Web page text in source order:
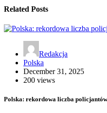
Related Posts
Redakcja
Polska
December 31, 2025
200 views
Polska: rekordowa liczba policjantów